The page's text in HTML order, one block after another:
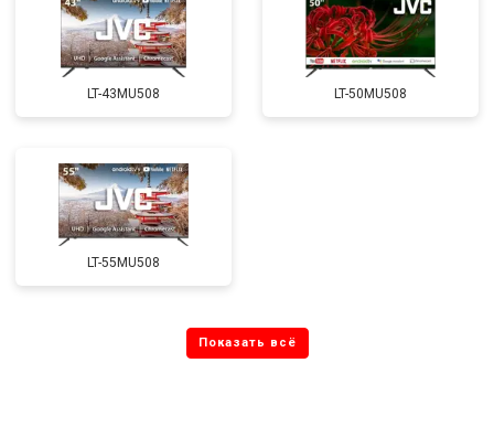
LT-43MU508 LT-50MU508
LT-55MU508